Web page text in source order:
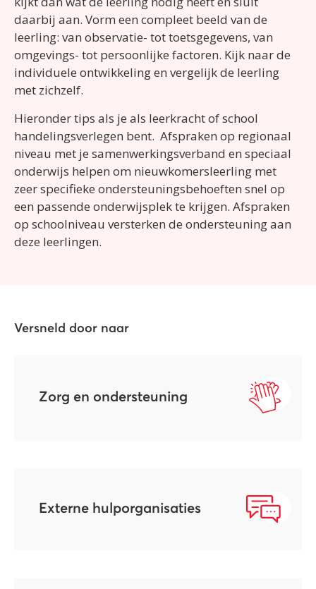
daarbij aan. Vorm een compleet beeld van de
leerling: van observatie- tot toetsgegevens, van
omgevings- tot persoonlijke factoren. Kijk naar de
individuele ontwikkeling en vergelijk de leerling
met zichzelf.
Hieronder tips als je als leerkracht of school
handelingsverlegen bent. Afspraken op regionaal
niveau met je samenwerkingsverband en speciaal
onderwijs helpen om nieuwkomersleerling met
zeer specifieke ondersteuningsbehoeften snel op
een passende onderwijsplek te krijgen. Afspraken
op schoolniveau versterken de ondersteuning aan
deze leerlingen.
Versneld door naar
Zorg en ondersteuning
Externe hulporganisaties